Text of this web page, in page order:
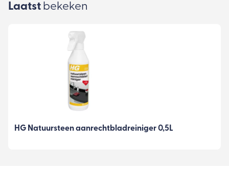
Laatst bekeken
HG Natuursteen aanrechtbladreiniger 0,5L